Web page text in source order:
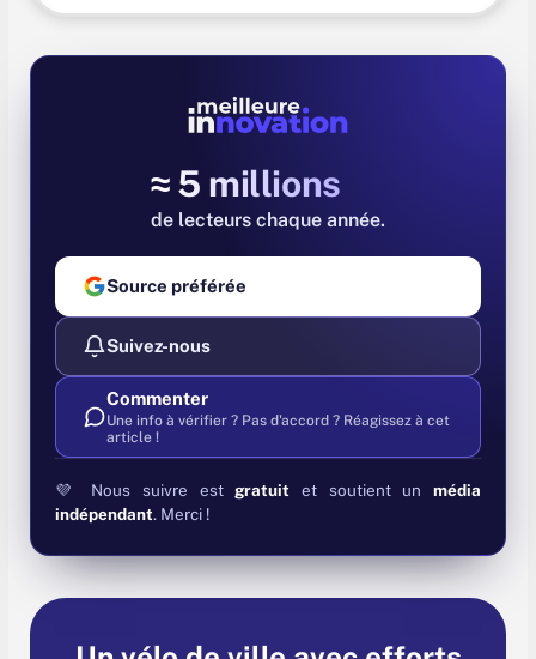
≈ 5 millions
de lecteurs chaque année
Source préférée
Suivez-nous
Commenter
Une info à vérifier ? Pas d'accord ? Réagissez à cet
article !
💜 Nous suivre estgratuit et soutient unmédia
indépendant. Merci !